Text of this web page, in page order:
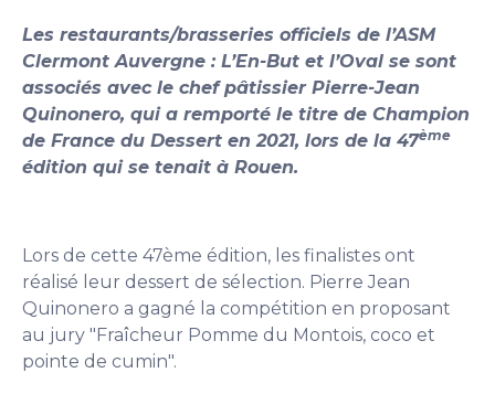
Les restaurants/brasseries officiels de l’ASM
Clermont Auvergne : L’En-But et l’Oval se sont
associés avec le chef pâtissier Pierre-Jean
Quinonero, qui a remporté le titre de Champion
de France du Dessert en 2021, lors de la 47ème
édition qui se tenait à Rouen.
Lors de cette 47ème édition, les finalistes ont
réalisé leur dessert de sélection. Pierre Jean
Quinonero a gagné la compétition en proposant
au jury "Fraîcheur Pomme du Montois, coco et
pointe de cumin".